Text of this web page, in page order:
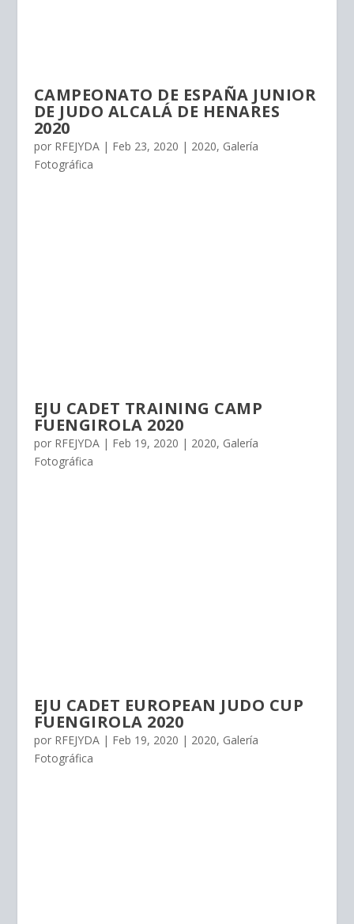
CAMPEONATO DE ESPAÑA JUNIOR
DE JUDO ALCALÁ DE HENARES
2020
por RFEJYDA| Feb 23, 2020 | 2020, Galería
Fotográfica
EJU CADET TRAINING CAMP
FUENGIROLA 2020
por RFEJYDA| Feb 19, 2020 | 2020, Galería
Fotográfica
EJU CADET EUROPEAN JUDO CUP
FUENGIROLA 2020
por RFEJYDA| Feb 19, 2020 | 2020, Galería
Fotográfica